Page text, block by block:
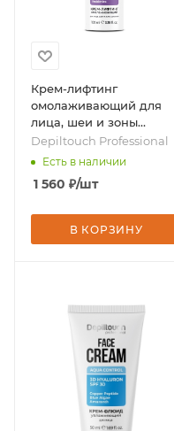
Крем-лифтинг
омолаживающий для
лица, шеи и зоны
декольте, 100 мл, бренд
- Depiltouch Professional
Depiltouch Professional
Есть в наличии
1 560 ₽/шт
В КОРЗИНУ